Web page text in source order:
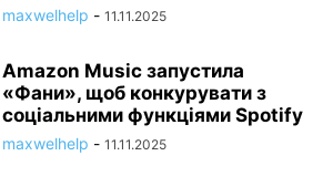
maxwelhelp - 11.11.2025
Amazon Music запустила
«Фани», щоб конкурувати з
соціальними функціями Spotify
maxwelhelp - 11.11.2025